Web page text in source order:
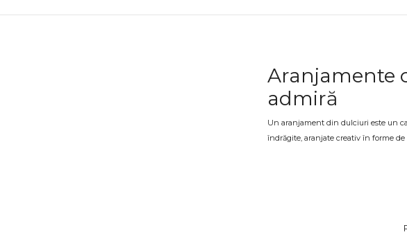
Aranjamente
admiră
Un aranjament din dulciuri este un
îndrăgite, aranjate creativ în forme
oricărui context în care vrei să oferi